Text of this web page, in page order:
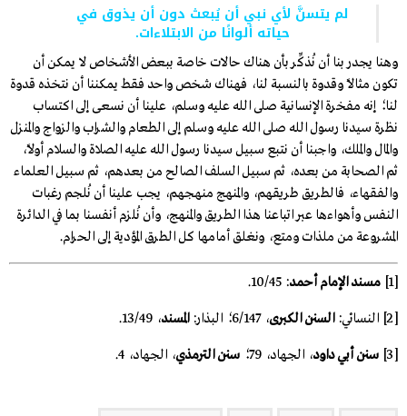
لم يتسنَّ لأي نبي أن يُبعث دون أن يذوق في
حياته ألوانًا من الابتلاءات.
وهنا يجدر بنا أن نُذكِّر بأن هناك حالات خاصة ببعض الأشخاص لا يمكن أن
تكون مثالًا وقدوة بالنسبة لنا، فهناك شخص واحد فقط يمكننا أن نتخذه قدوة
لنا؛ إنه مفخرة الإنسانية صلى الله عليه وسلم، علينا أن نسعى إلى اكتساب
نظرة سيدنا رسول الله صلى الله عليه وسلم إلى الطعام والشراب والزواج والمنزل
والمال والملك، واجبنا أن نتبع سبيل سيدنا رسول الله عليه الصلاة والسلام أولًا،
ثم الصحابة من بعده، ثم سبيل السلف الصالح من بعدهم، ثم سبيل العلماء
والفقهاء، فالطريق طريقهم، والمنهج منهجهم، يجب علينا أن نُلجم رغبات
النفس وأهواءها عبر اتباعنا هذا الطريق والمنهج، وأن نُلزم أنفسنا بما في الدائرة
المشروعة من ملذات ومتع، ونغلق أمامها كل الطرق المؤدية إلى الحرام.
[1] مسند الإمام أحمد: 10/45.
[2] النسائي:
السنن الكبرى، 6/147؛ البذار: المسند، 13/49.
[3]
سنن أبي داود، الجهاد، 79؛ سنن الترمذي، الجهاد، 4.